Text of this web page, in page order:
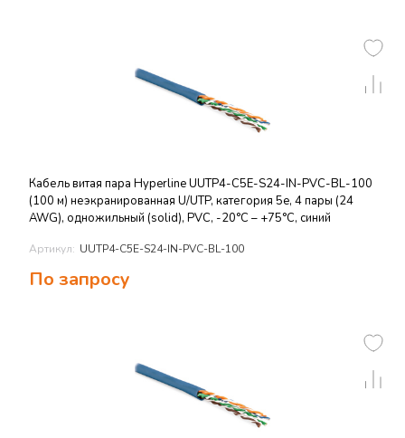
Кабель витая пара Hyperline UUTP4-C5E-S24-IN-PVC-BL-100
(100 м) неэкранированная U/UTP, категория 5e, 4 пары (24
AWG), одножильный (solid), PVC, -20°C – +75°C, синий
Артикул: UUTP4-C5E-S24-IN-PVC-BL-100
По запросу